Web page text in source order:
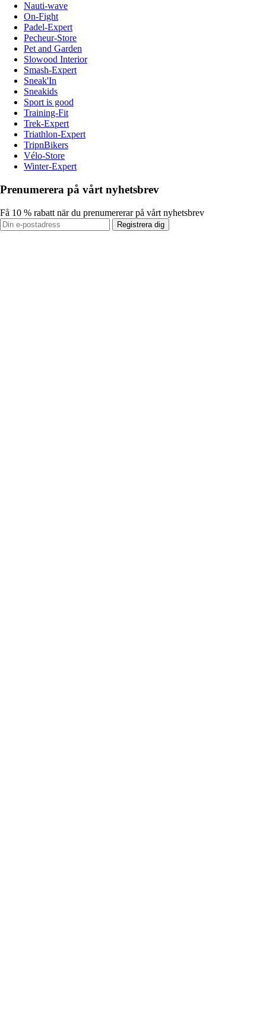
Nauti-wave
On-Fight
Padel-Expert
Pecheur-Store
Pet and Garden
Slowood Interior
Smash-Expert
Sneak'In
Sneakids
Sport is good
Training-Fit
Trek-Expert
Triathlon-Expert
TripnBikers
Vélo-Store
Winter-Expert
Prenumerera på vårt nyhetsbrev
Få 10 % rabatt när du prenumererar på vårt nyhetsbrev
Registrera dig